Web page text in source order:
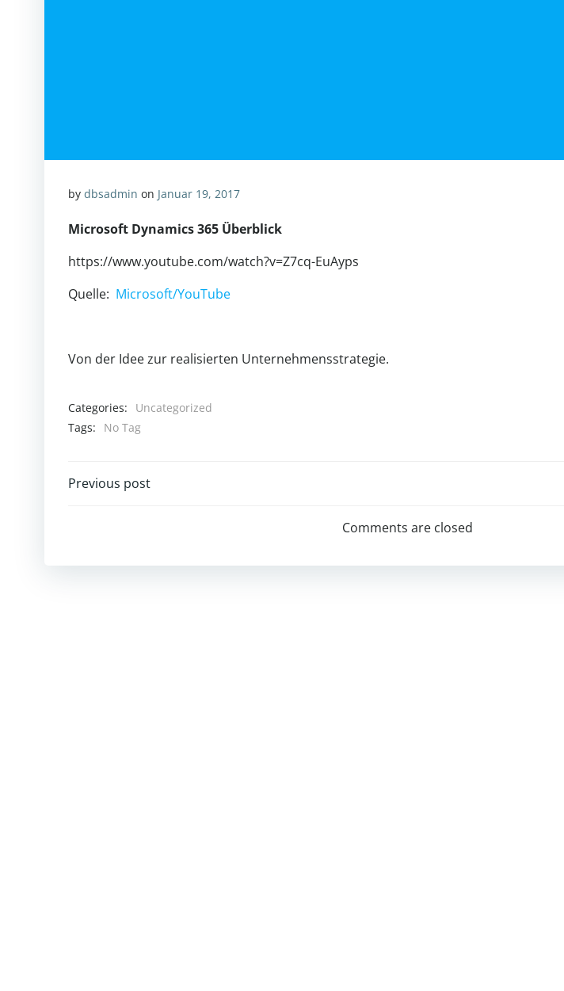
by dbsadmin on Januar 19, 2017
Microsoft Dynamics 365 Überblick
https://www.youtube.com/watch?v=Z7cq-EuAyps
Quelle: Microsoft/YouTube
Von der Idee zur realisierten Unternehmensstrategie.
Categories:
Uncategorized
Tags:
No Tag
Post
Previous post
navigation
Comments are closed